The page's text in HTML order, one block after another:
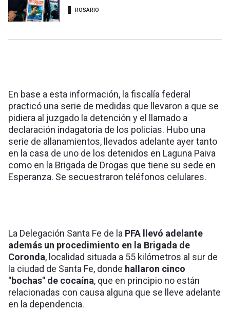
ROSARIO
En base a esta información, la fiscalía federal
practicó una serie de medidas que llevaron a que se
pidiera al juzgado la detención y el llamado a
declaración indagatoria de los policías. Hubo una
serie de allanamientos, llevados adelante ayer tanto
en la casa de uno de los detenidos en Laguna Paiva
como en la Brigada de Drogas que tiene su sede en
Esperanza. Se secuestraron teléfonos celulares.
La Delegación Santa Fe de la PFA llevó adelante
además un procedimiento en la Brigada de
Coronda, localidad situada a 55 kilómetros al sur de
la ciudad de Santa Fe, donde hallaron cinco
"bochas" de cocaína, que en principio no están
relacionadas con causa alguna que se lleve adelante
en la dependencia.